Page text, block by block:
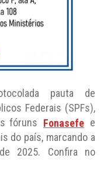
pauta de
Federais (SPFs),
fóruns Fonasefe e
do país, marcando a
2025. Confira no